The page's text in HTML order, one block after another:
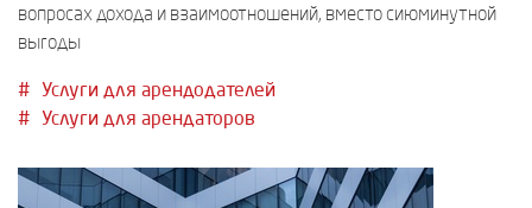
вопросах дохода и взаимоотношений, вместо сиюминутной
выгоды
Услуги для арендодателей
Услуги для арендаторов